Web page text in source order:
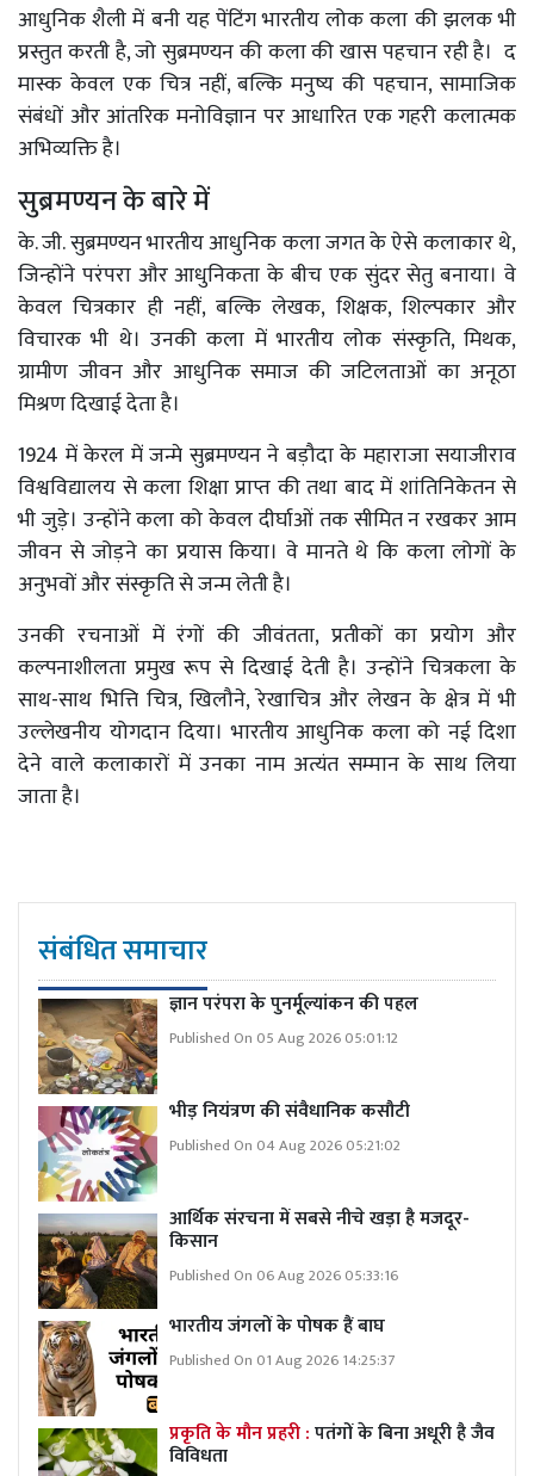
आधुनिक शैली में बनी यह पेंटिंग भारतीय लोक कला की झलक भी
प्रस्तुत करती है, जो सुब्रमण्यन की कला की खास पहचान रही है। द
मास्क केवल एक चित्र नहीं, बल्कि मनुष्य की पहचान, सामाजिक
संबंधों और आंतरिक मनोविज्ञान पर आधारित एक गहरी कलात्मक
अभिव्यक्ति है।
सुब्रमण्यन के बारे में
के. जी. सुब्रमण्यन भारतीय आधुनिक कला जगत के ऐसे कलाकार थे,
जिन्होंने परंपरा और आधुनिकता के बीच एक सुंदर सेतु बनाया। वे
केवल चित्रकार ही नहीं, बल्कि लेखक, शिक्षक, शिल्पकार और
विचारक भी थे। उनकी कला में भारतीय लोक संस्कृति, मिथक,
ग्रामीण जीवन और आधुनिक समाज की जटिलताओं का अनूठा
मिश्रण दिखाई देता है।
1924 में केरल में जन्मे सुब्रमण्यन ने बड़ौदा के महाराजा सयाजीराव
विश्वविद्यालय से कला शिक्षा प्राप्त की तथा बाद में शांतिनिकेतन से
भी जुड़े। उन्होंने कला को केवल दीर्घाओं तक सीमित न रखकर आम
जीवन से जोड़ने का प्रयास किया। वे मानते थे कि कला लोगों के
अनुभवों और संस्कृति से जन्म लेती है।
उनकी रचनाओं में रंगों की जीवंतता, प्रतीकों का प्रयोग और
कल्पनाशीलता प्रमुख रूप से दिखाई देती है। उन्होंने चित्रकला के
साथ-साथ भित्ति चित्र, खिलौने, रेखाचित्र और लेखन के क्षेत्र में भी
उल्लेखनीय योगदान दिया। भारतीय आधुनिक कला को नई दिशा
देने वाले कलाकारों में उनका नाम अत्यंत सम्मान के साथ लिया
जाता है।
संबंधित समाचार
ज्ञान परंपरा के पुनर्मूल्यांकन की पहल
Published On 05 Aug 2026 05:01:12
भीड़ नियंत्रण की संवैधानिक कसौटी
Published On 04 Aug 2026 05:21:02
आर्थिक संरचना में सबसे नीचे खड़ा है मजदूर-
किसान
Published On 06 Aug 2026 05:33:16
भारतीय जंगलों के पोषक हैं बाघ
Published On 01 Aug 2026 14:25:37
प्रकृति के मौन प्रहरी :पतंगों के बिना अधूरी है जैव
विविधता